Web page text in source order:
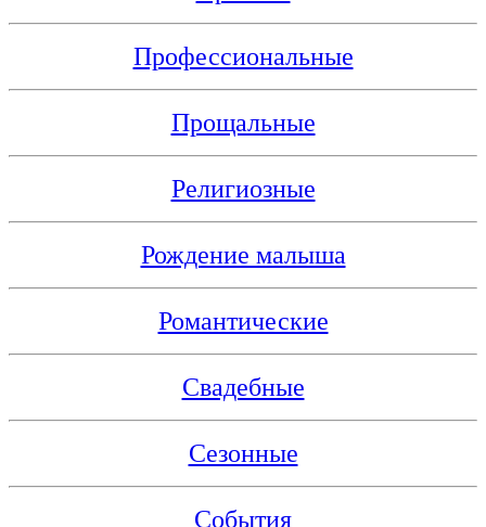
Профессиональные
Прощальные
Религиозные
Рождение малыша
Романтические
Свадебные
Сезонные
События